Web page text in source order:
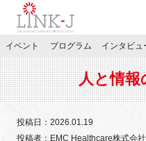
イベント プログラム インタビュ
人と情報
投稿日：2026.01.19
投稿者：EMC Healthcare株式会社